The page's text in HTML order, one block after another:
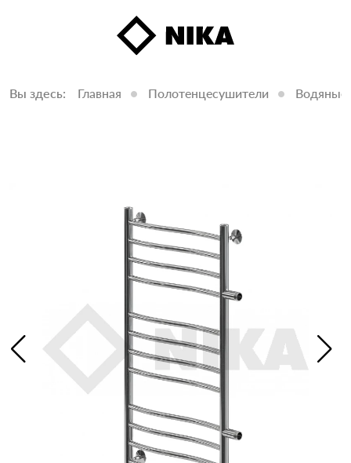
Вы здесь: Главная Полотенцесушители Водяные